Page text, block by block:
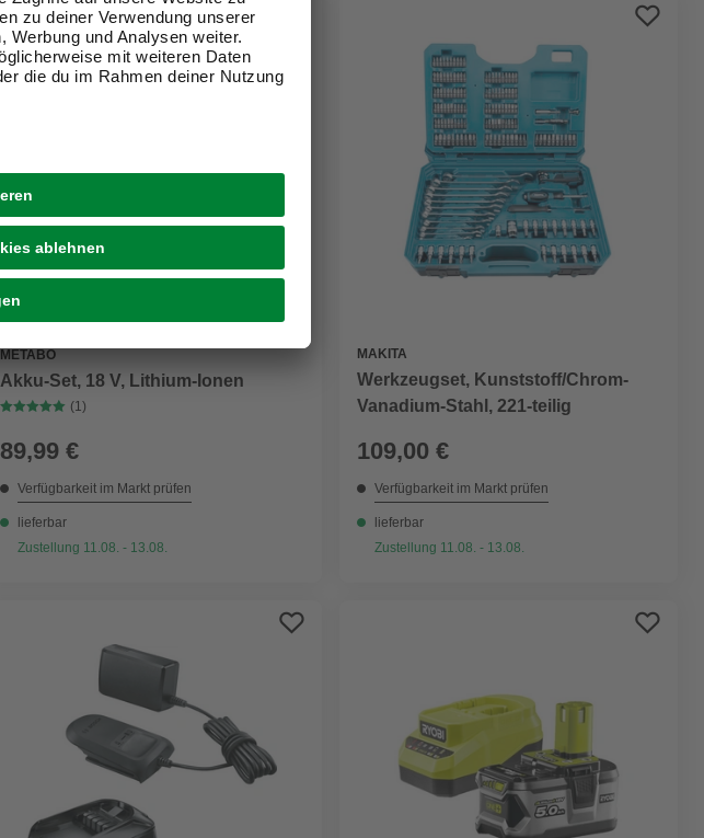
METABO
Akku-Set, 18 V, Lithium-Ionen
(1)
89,99 €
Verfügbarkeit im Markt prüfen
lieferbar
Zustellung 11.08. - 13.08.
MAKITA
Werkzeugset, Kunststoff/Chrom-
Vanadium-Stahl, 221-teilig
109,00 €
Verfügbarkeit im Markt prüfen
lieferbar
Zustellung 11.08. - 13.08.